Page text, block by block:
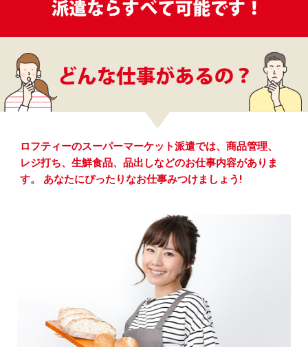
ロフティーのスーパーマーケット派遣では、商品管理、
レジ打ち、生鮮食品、品出しなどのお仕事内容がありま
す。 あなたにぴったりなお仕事みつけましょう!